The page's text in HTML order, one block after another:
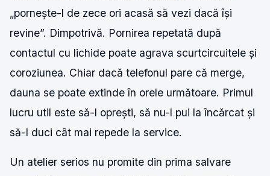
„pornește-l de zece ori acasă să vezi dacă își
revine”. Dimpotrivă. Pornirea repetată după
contactul cu lichide poate agrava scurtcircuitele și
coroziunea. Chiar dacă telefonul pare că merge,
dauna se poate extinde în orele următoare. Primul
lucru util este să-l oprești, să nu-l pui la încărcat și
să-l duci cât mai repede la service.
Un atelier serios nu promite din prima salvare